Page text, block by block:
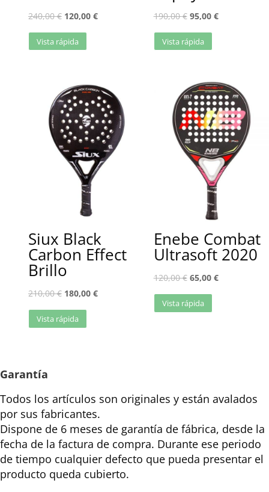
240,00€ 120,00 €
Vista rápida
190,00€ 95,00 €
Vista rápida
Siux Black
Carbon Effect
Brillo
210,00€ 180,00 €
Vista rápida
Enebe Combat
Ultrasoft 2020
120,00€ 65,00 €
Vista rápida
Garantía
Todos los artículos son originales y están avalados
por sus fabricantes.
Dispone de 6 meses de garantía de fábrica, desde la
fecha de la factura de compra. Durante ese periodo
de tiempo cualquier defecto que pueda presentar el
producto queda cubierto.